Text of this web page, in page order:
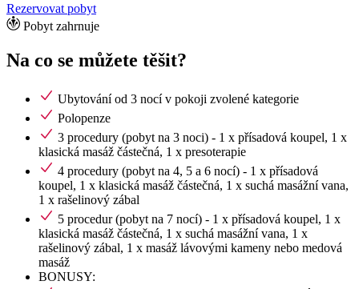
Rezervovat pobyt
Pobyt zahrnuje
Na co se můžete těšit?
Ubytování od 3 nocí v pokoji zvolené kategorie
Polopenze
3 procedury (pobyt na 3 noci) - 1 x přísadová koupel, 1 x
klasická masáž částečná, 1 x presoterapie
4 procedury (pobyt na 4, 5 a 6 nocí) - 1 x přísadová
koupel, 1 x klasická masáž částečná, 1 x suchá masážní vana,
1 x rašelinový zábal
5 procedur (pobyt na 7 nocí) - 1 x přísadová koupel, 1 x
klasická masáž částečná, 1 x suchá masážní vana, 1 x
rašelinový zábal, 1 x masáž lávovými kameny nebo medová
masáž
BONUSY: